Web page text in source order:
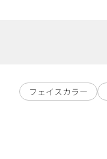
フェイスカラー